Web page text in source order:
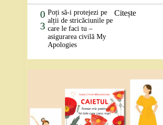
0
3
Poți să-i protejezi pe
alții de stricăciunile pe
care le faci tu –
asigurarea civilă My
Apologies
Citește